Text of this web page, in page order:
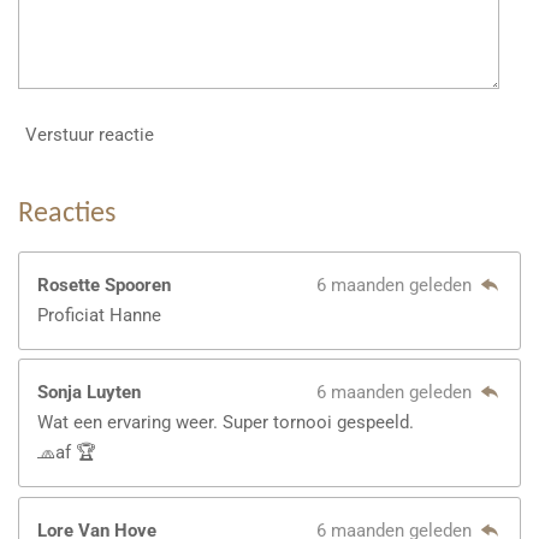
Verstuur reactie
Reacties
Rosette Spooren
6 maanden geleden
Proficiat Hanne
Sonja Luyten
6 maanden geleden
Wat een ervaring weer. Super tornooi gespeeld.
🧢af 🏆
Lore Van Hove 6 maanden geleden